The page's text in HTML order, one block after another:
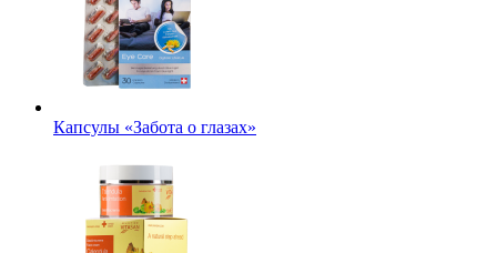
Капсулы «Забота о глазах»